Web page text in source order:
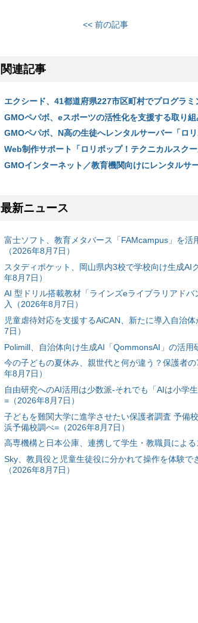
<< 前の記事
関連記事
エクシード、41都道府県227市区町村でプログラミ
GMOペパボ、eスポーツの活性化を支援する取り組
GMOペパボ、N高の生徒へレンタルサーバー「ロ
Web制作サポート「ロリポップ！テクニカルスク
GMOインターネット／教育機関向けにレンタルサ
最新ニュース
富⼠ソフト、教育メタバース「FAMcampus」を
（2026年8月7日）
スタディポケット、岡山県内3校で学校向け生成
年8月7日）
AI 型ドリル搭載教材「ラインズeライブラリアド
入（2026年8月7日）
児童虐待対応を支援するAiCAN、新たに導入自治
7日）
Polimill、自治体向け生成AI「QommonsAI」の活用
今の子どもの夏休み、親世代と何が違う？保護者
年8月7日）
自由研究へのAI活用は少数派-それでも「AIは小学
=（2026年8月7日）
子どもを難関大学に進学させたい保護者調査 予備
浜予備校調べ=（2026年8月7日）
高専機構と日本公庫、連携して学生・教職員によ
Sky、教員役と児童生徒役に分かれて操作を体験
（2026年8月7日）